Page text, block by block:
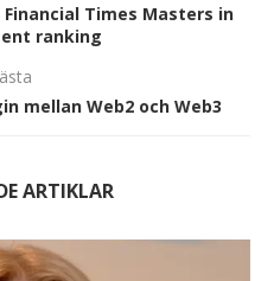
Times Masters in
ranking
mellan Web2 och Web3
ARTIKLAR